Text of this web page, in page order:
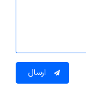
ارسال